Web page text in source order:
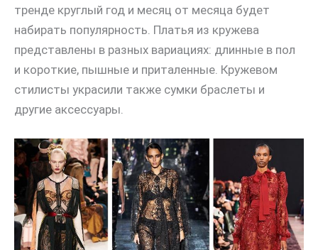
тренде круглый год и месяц от месяца будет
набирать популярность. Платья из кружева
представлены в разных вариациях: длинные в пол
и короткие, пышные и приталенные. Кружевом
стилисты украсили также сумки браслеты и
другие аксессуары.